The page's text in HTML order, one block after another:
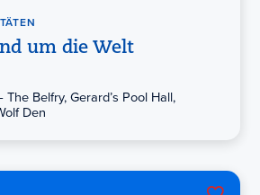
um die Welt
Belfry, Gerard’s Pool Hall,
Den